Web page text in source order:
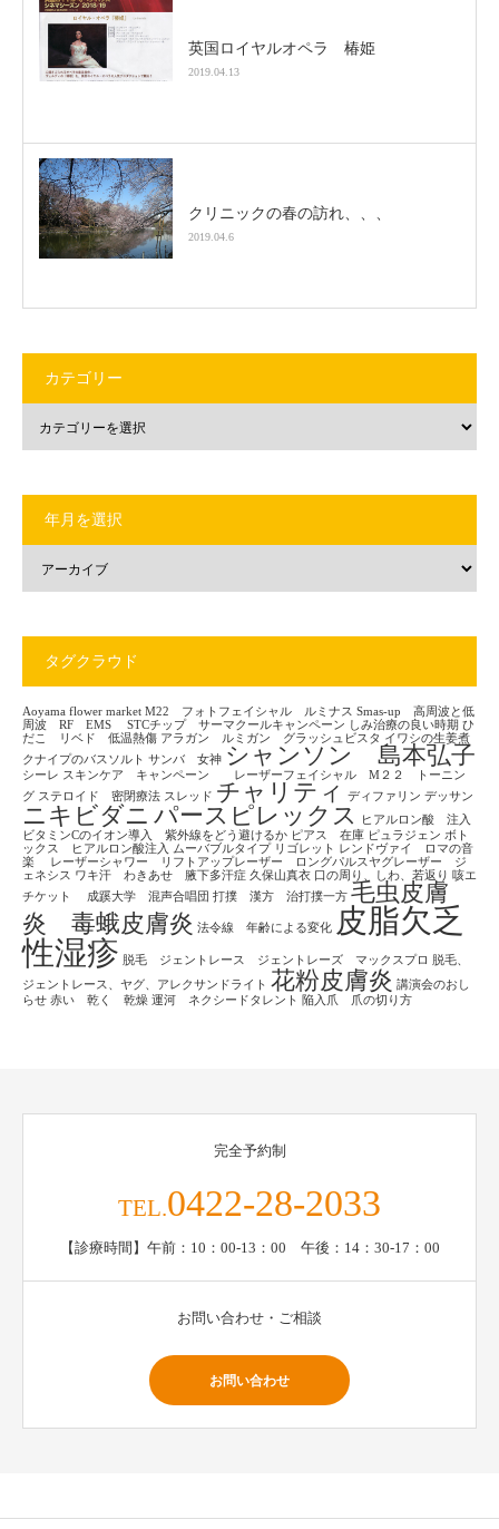
英国ロイヤルオペラ 椿姫
2019.04.13
クリニックの春の訪れ、、、
2019.04.6
カテゴリー
年月を選択
タグクラウド
Aoyama flower market M22 フォトフェイシャル ルミナス Smas-up 高周波と低
周波 RF EMS
STCチップ サーマクールキャンペーン しみ治療の良い時期 ひ
だこ リベド 低温熱傷 アラガン ルミガン グラッシュビスタ イワシの生姜煮
クナイプのバスソルト サンバ 女神 シャンソン 島本弘子
シーレ スキンケア キャンペーン レーザーフェイシャル M２２ トーニン
グ ステロイド 密閉療法 スレッド チャリティ ディファリン デッサン
ニキビダニ パースピレックス
ヒアルロン酸 注入
ビタミンCのイオン導入 紫外線をどう避けるか ピアス 在庫 ピュラジェン ボト
ックス ヒアルロン酸注入
ムーバブルタイプ リゴレット レンドヴァイ ロマの音
楽
レーザーシャワー リフトアップレーザー ロングパルスヤグレーザー ジ
ェネシス ワキ汗 わきあせ 腋下多汗症 久保山真衣 口の周り、しわ、若返り 咳エ
チケット
成蹊大学 混声合唱団 打撲 漢方 治打撲一方 毛虫皮膚
炎 毒蛾皮膚炎 法令線 年齢による変化
皮脂欠乏
性湿疹 脱毛 ジェントレース ジェントレーズ マックスプロ
脱毛、
ジェントレース、ヤグ、アレクサンドライト 花粉皮膚炎 講演会のおし
らせ 赤い 乾く 乾燥 運河 ネクシードタレント 陥入爪 爪の切り方
完全予約制
TEL.0422-28-2033
【診療時間】午前：10：00-13：00 午後：14：30-17：00
お問い合わせ・ご相談
お問い合わせ